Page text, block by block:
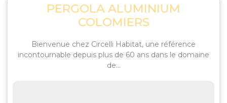
PERGOLA ALUMINIUM
COLOMIERS
Bienvenue chez Circelli Habitat, une référence
incontournable depuis plus de 60 ans dans le domaine
de...